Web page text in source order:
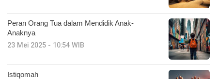
Peran Orang Tua dalam Mendidik Anak-
Anaknya
23 Mei 2025 - 10:54 WIB
Istiqomah